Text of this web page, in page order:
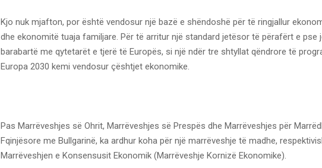
Kjo nuk mjafton, por është vendosur një bazë e shëndoshë për të ringjallur
dhe ekonomitë tuaja familjare. Për të arritur një standard jetësor të përafërt e pse
barabartë me qytetarët e tjerë të Europës, si një ndër tre shtyllat qëndrore të
Europa 2030 kemi vendosur çështjet ekonomike.
Pas Marrëveshjes së Ohrit, Marrëveshjes së Prespës dhe Marrëveshjes për
Fqinjësore me Bullgarinë, ka ardhur koha për një marrëveshje të madhe,
Marrëveshjen e Konsensusit Ekonomik (Marrëveshje Kornizë Ekonomike).